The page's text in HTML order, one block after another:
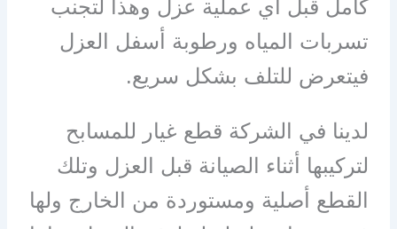
كامل قبل أي عملية عزل وهذا لتجنب
تسربات المياه ورطوبة أسفل العزل
فيتعرض للتلف بشكل سريع.
لدينا في الشركة قطع غيار للمسابح
لتركيبها أثناء الصيانة قبل العزل وتلك
القطع أصلية ومستوردة من الخارج ولها